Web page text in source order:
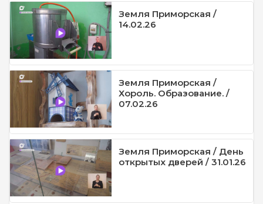
Земля Приморская /
14.02.26
Земля Приморская /
Хороль. Образование. /
07.02.26
Земля Приморская / День
открытых дверей / 31.01.26